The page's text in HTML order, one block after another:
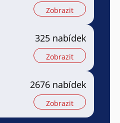
Zobrazit
325 nabídek
Zobrazit
2676 nabídek
Zobrazit